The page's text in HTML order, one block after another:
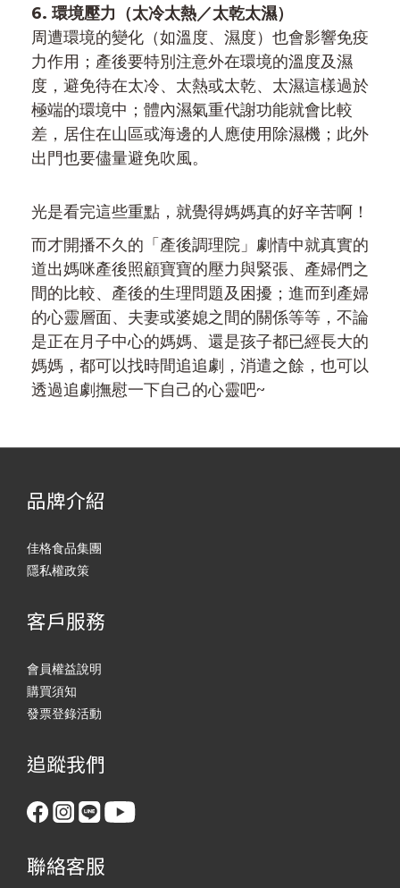
6. 環境壓力（太冷太熱／太乾太濕）
周遭環境的變化（如溫度、濕度）也會影響免疫
力作用；產後要特別注意外在環境的溫度及濕
度，避免待在太冷、太熱或太乾、太濕這樣過於
極端的環境中；體內濕氣重代謝功能就會比較
差，居住在山區或海邊的人應使用除濕機；此外
出門也要儘量避免吹風。
光是看完這些重點，就覺得媽媽真的好辛苦啊！
而才開播不久的「產後調理院」劇情中就真實的
道出媽咪產後照顧寶寶的壓力與緊張、產婦們之
間的比較、產後的生理問題及困擾；進而到產婦
的心靈層面、夫妻或婆媳之間的關係等等，不論
是正在月子中心的媽媽、還是孩子都已經長大的
媽媽，都可以找時間追追劇，消遣之餘，也可以
透過追劇撫慰一下自己的心靈吧~
品牌介紹
佳格食品集團
隱私權政策
客戶服務
會員權益說明
購買須知
發票登錄活動
追蹤我們
聯絡客服